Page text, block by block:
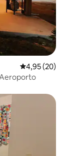
Classificação
4,95 (20)
Aeroporto